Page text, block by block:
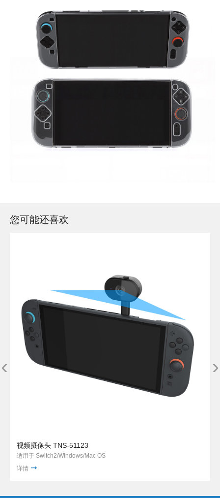
您可能还喜欢
视频摄像头 TNS-51123
适用于 Switch2/Windows/Mac OS
详情
‹ ›